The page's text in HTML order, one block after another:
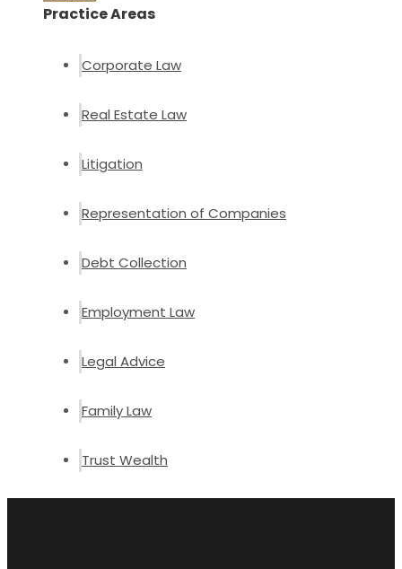
Practice Areas
Corporate Law
Real Estate Law
Litigation
Representation of Companies
Debt Collection
Employment Law
Legal Advice
Family Law
Trust Wealth